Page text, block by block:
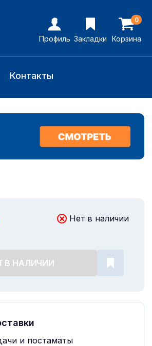
Профиль Закладки
0
Корзина
Контакты
Нет в наличии
В НАЛИЧИИ
и постаматы